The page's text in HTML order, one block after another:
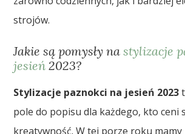
strojów.
Jakie są pomysły nastylizacje
jesień 2023?
Stylizacje paznokci na jesień 2023
pole do popisu dla każdego, kto ceni
kreatywność. W tej porze roku